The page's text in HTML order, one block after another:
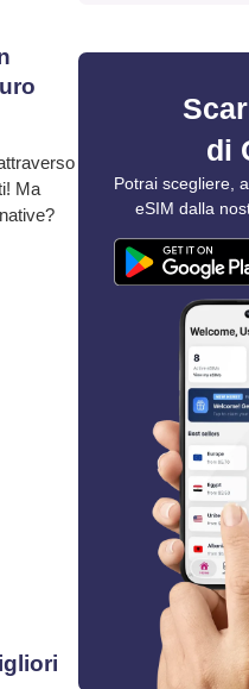
di
Potrai scegliere,
eSIM dalla
Ma